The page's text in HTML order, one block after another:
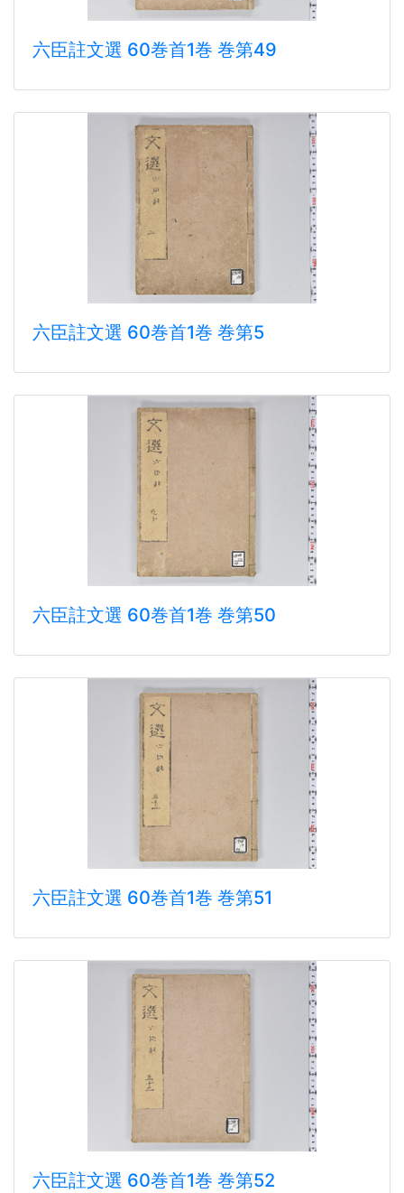
六臣註文選 60巻首1巻 巻第49
六臣註文選 60巻首1巻 巻第5
六臣註文選 60巻首1巻 巻第50
六臣註文選 60巻首1巻 巻第51
六臣註文選 60巻首1巻 巻第52